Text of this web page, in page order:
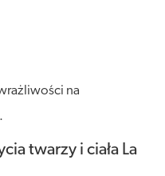
na
twarzy i ciała La